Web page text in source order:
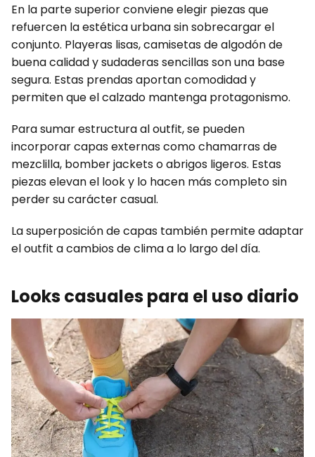
En la parte superior conviene elegir piezas que
refuercen la estética urbana sin sobrecargar el
conjunto. Playeras lisas, camisetas de algodón de
buena calidad y sudaderas sencillas son una base
segura. Estas prendas aportan comodidad y
permiten que el calzado mantenga protagonismo.
Para sumar estructura al outfit, se pueden
incorporar capas externas como chamarras de
mezclilla, bomber jackets o abrigos ligeros. Estas
piezas elevan el look y lo hacen más completo sin
perder su carácter casual.
La superposición de capas también permite adaptar
el outfit a cambios de clima a lo largo del día.
Looks casuales para el uso diario